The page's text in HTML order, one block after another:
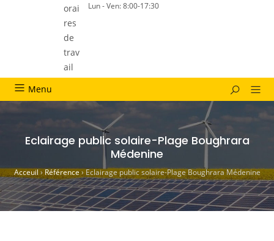
Lun - Ven: 8:00-17:30
Menu
Eclairage public solaire-Plage Boughrara
Médenine
Acceuil›Référence›Eclairage public solaire-Plage Boughrara Médenine